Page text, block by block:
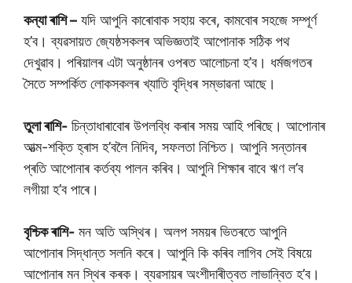
কন্যা ৰাশি – যদি আপুনি কাৰোবাক সহায় কৰে, কামবোৰ সহজে সম্পূৰ্ণ
হ’ব। ব্যৱসায়ত জ্যেষ্ঠসকলৰ অভিজ্ঞতাই আপোনাক সঠিক পথ
দেখুৱাব। পৰিয়ালৰ এটা অনুষ্ঠানৰ ওপৰত আলোচনা হ’ব। ধৰ্মজগতৰ
সৈতে সম্পৰ্কিত লোকসকলৰ খ্যাতি বৃদ্ধিৰ সম্ভাৱনা আছে।
তুলা ৰাশি- চিন্তাধাৰাবোৰ উপলব্ধি কৰাৰ সময় আহি পৰিছে। আপোনাৰ
আত্ম-শক্তি হ্ৰাস হ’বলৈ নিদিব, সফলতা নিশ্চিত। আপুনি সন্তানৰ
প্ৰতি আপোনাৰ কৰ্তব্য পালন কৰিব। আপুনি শিক্ষাৰ বাবে ঋণ ল’ব
লগীয়া হ’ব পাৰে।
বৃশ্চিক ৰাশি- মন অতি অস্থিৰ। অলপ সময়ৰ ভিতৰতে আপুনি
আপোনাৰ সিদ্ধান্ত সলনি কৰে। আপুনি কি কৰিব লাগিব সেই বিষয়ে
আপোনাৰ মন স্থিৰ কৰক। ব্যৱসায়ৰ অংশীদাৰীত্বত লাভান্বিত হ’ব।